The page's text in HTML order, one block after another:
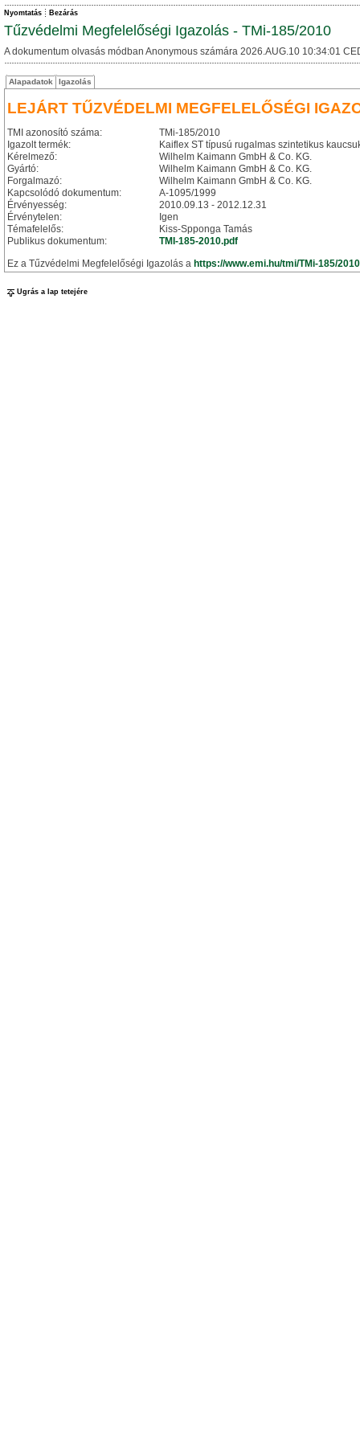
Nyomtatás Bezárás
Tűzvédelmi Megfelelőségi Igazolás - TMi-185/2010
A dokumentum olvasás módban Anonymous számára 2026.AUG.10 10:34:01
Alapadatok Igazolás
LEJÁRT TŰZVÉDELMI MEGFELELŐSÉGI
TMI azonosító száma:
TMi-185/2010
Igazolt termék:
Kaiflex ST típusú rugalmas szintetikus
Kérelmező:
Wilhelm Kaimann GmbH & Co. KG.
Gyártó:
Wilhelm Kaimann GmbH & Co. KG.
Forgalmazó:
Wilhelm Kaimann GmbH & Co. KG.
Kapcsolódó dokumentum:
A-1095/1999
Érvényesség:
2010.09.13 - 2012.12.31
Érvénytelen:
Igen
Témafelelős:
Kiss-Spponga Tamás
Publikus dokumentum:
TMI-185-2010.pdf
Ez a Tűzvédelmi Megfelelőségi Igazolás a https://www.emi.hu/tmi/TMi-185/2010
Ugrás a lap tetejére